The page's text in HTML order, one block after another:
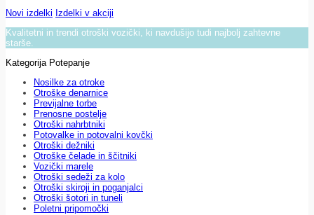
Novi izdelki Izdelki v akciji
Kvalitetni in trendi otroški vozički, ki navdušijo tudi najbolj zahtevne
starše.
Kategorija Potepanje
Nosilke za otroke
Otroške denarnice
Previjalne torbe
Prenosne postelje
Otroški nahrbtniki
Potovalke in potovalni kovčki
Otroški dežniki
Otroške čelade in ščitniki
Vozički marele
Otroški sedeži za kolo
Otroški skiroji in poganjalci
Otroški šotori in tuneli
Poletni pripomočki